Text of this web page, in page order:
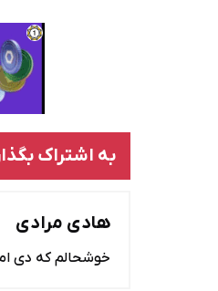
به اشتراک
هادی مرادی
خوشحالم که دی